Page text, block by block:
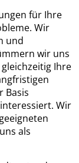
für Ihre
Wir
und
wir uns
Ihre
Basis
Wir
als